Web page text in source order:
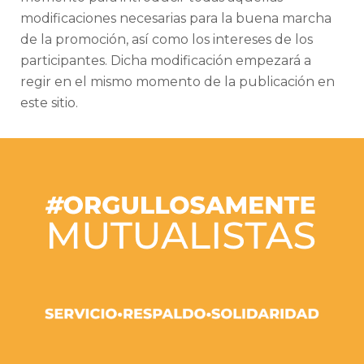
modificaciones necesarias para la buena marcha
de la promoción, así como los intereses de los
participantes. Dicha modificación empezará a
regir en el mismo momento de la publicación en
este sitio.